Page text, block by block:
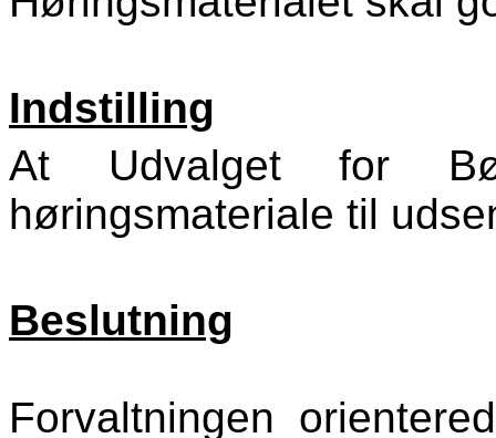
Indstilling
At Udvalget for
høringsmateriale til
Beslutning
Forvaltningen